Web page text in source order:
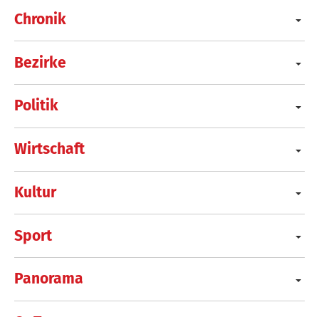
Chronik
Bezirke
Politik
Wirtschaft
Kultur
Sport
Panorama